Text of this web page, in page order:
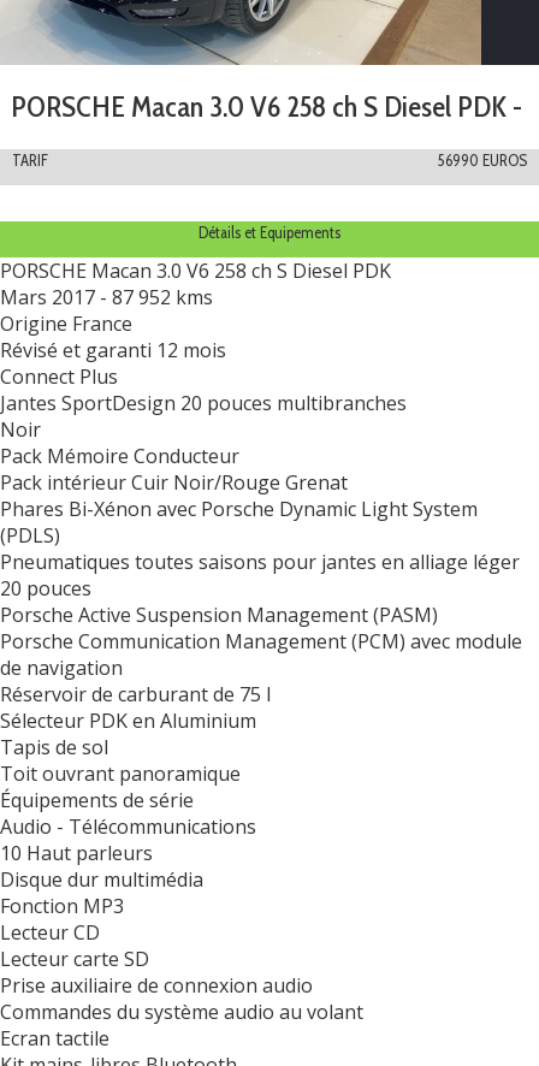
PORSCHE Macan 3.0 V6 258 ch S Diesel PDK -
TARIF 56990 EUROS
Détails et Equipements
PORSCHE Macan 3.0 V6 258 ch S Diesel PDK
Mars 2017 - 87 952 kms
Origine France
Révisé et garanti 12 mois
Connect Plus
Jantes SportDesign 20 pouces multibranches
Noir
Pack Mémoire Conducteur
Pack intérieur Cuir Noir/Rouge Grenat
Phares Bi-Xénon avec Porsche Dynamic Light System
(PDLS)
Pneumatiques toutes saisons pour jantes en alliage léger
20 pouces
Porsche Active Suspension Management (PASM)
Porsche Communication Management (PCM) avec module
de navigation
Réservoir de carburant de 75 l
Sélecteur PDK en Aluminium
Tapis de sol
Toit ouvrant panoramique
Équipements de série
Audio - Télécommunications
10 Haut parleurs
Disque dur multimédia
Fonction MP3
Lecteur CD
Lecteur carte SD
Prise auxiliaire de connexion audio
Commandes du système audio au volant
Ecran tactile